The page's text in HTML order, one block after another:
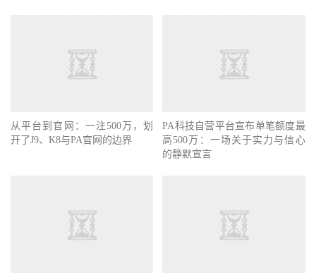
从平台到官网：一注500万，划
开了J9、K8与PA官网的边界
PA科技自营平台宣布单笔额度最
高500万：一场关于实力与信心
的静默宣言